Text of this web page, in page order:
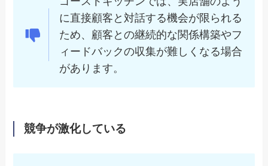
に直接顧客と対話する機会が限られる
ため、顧客との継続的な関係構築やフ
ィードバックの収集が難しくなる場合
があります。
競争が激化している